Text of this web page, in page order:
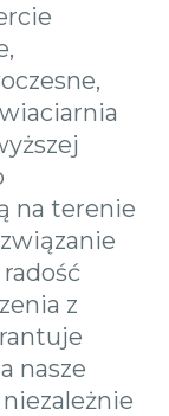
na terenie
z
nasze